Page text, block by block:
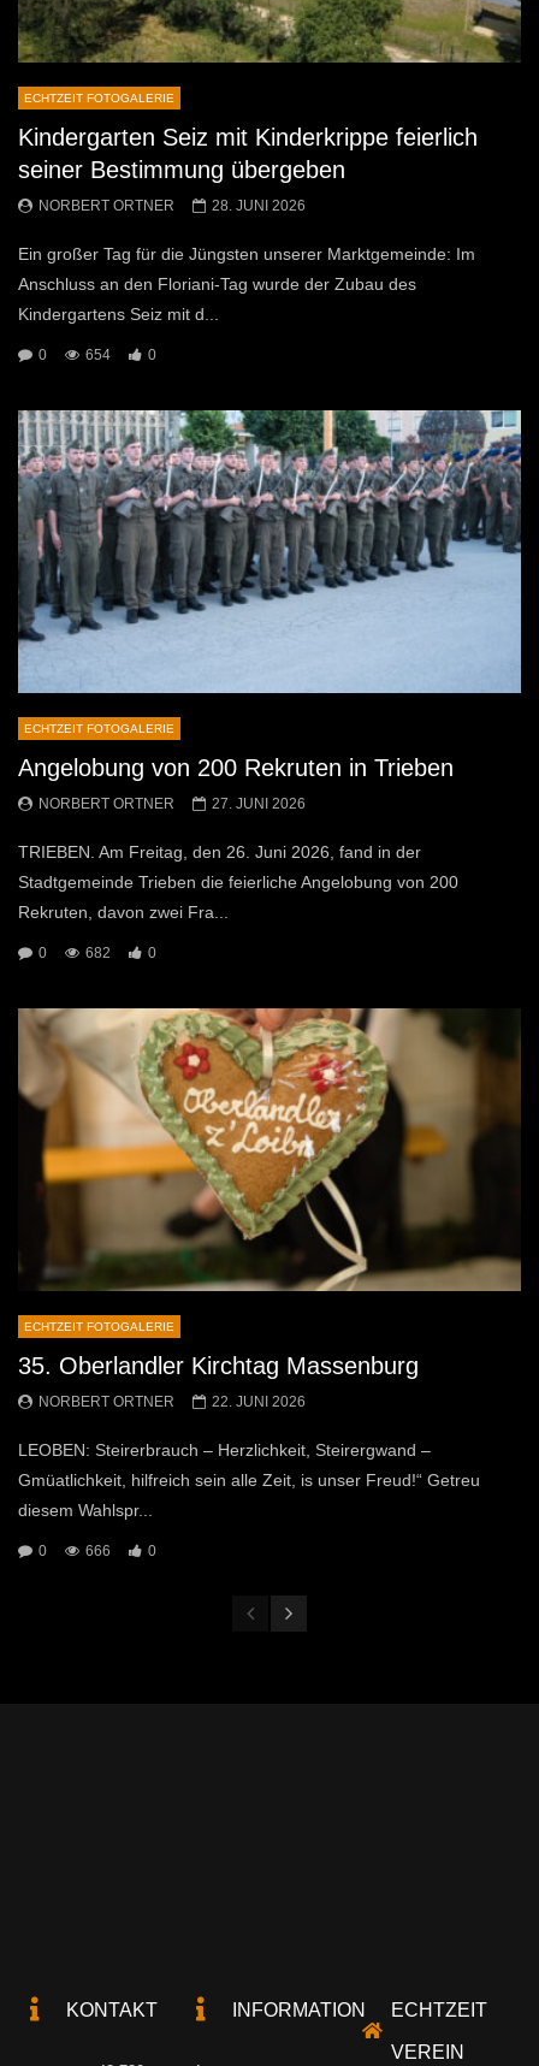
ECHTZEIT FOTOGALERIE
Kindergarten Seiz mit Kinderkrippe feierlich
seiner Bestimmung übergeben
NORBERT ORTNER 28. JUNI 2026
Ein großer Tag für die Jüngsten unserer Marktgemeinde: Im
Anschluss an den Floriani-Tag wurde der Zubau des
Kindergartens Seiz mit d...
0 654 0
ECHTZEIT FOTOGALERIE
Angelobung von 200 Rekruten in Trieben
NORBERT ORTNER 27. JUNI 2026
TRIEBEN. Am Freitag, den 26. Juni 2026, fand in der
Stadtgemeinde Trieben die feierliche Angelobung von 200
Rekruten, davon zwei Fra...
0 682 0
ECHTZEIT FOTOGALERIE
35. Oberlandler Kirchtag Massenburg
NORBERT ORTNER 22. JUNI 2026
LEOBEN: Steirerbrauch – Herzlichkeit, Steirergwand –
Gmüatlichkeit, hilfreich sein alle Zeit, is unser Freud!“ Getreu
diesem Wahlspr...
0 666 0
KONTAKT INFORMATION ECHTZEIT
VEREIN